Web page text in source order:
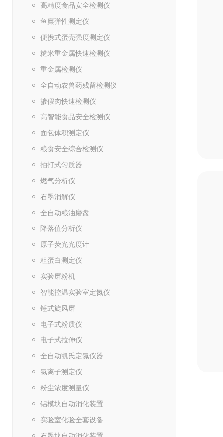
高精度食品安全检测仪
鱼糜弹性测定仪
便携式蛋壳强度测定仪
糙米重金属快速检测仪
重金属检测仪
全自动农兽药残留检测仪
掺假肉快速检测仪
高智能食品安全检测仪
面包体积测定仪
粮食安全综合检测仪
拍打式匀质器
燃气分析仪
石墨消解仪
全自动粮油磨盘
降落值分析仪
原子荧光光度计
粗蛋白测定仪
实验磨粉机
智能控温实验室定氮仪
锤式旋风磨
电子式粉质仪
电子式拉伸仪
全自动凯氏定氮仪器
氯离子测定仪
粉尘浓度测量仪
铝模块自动消化装置
实验室化验全套设备